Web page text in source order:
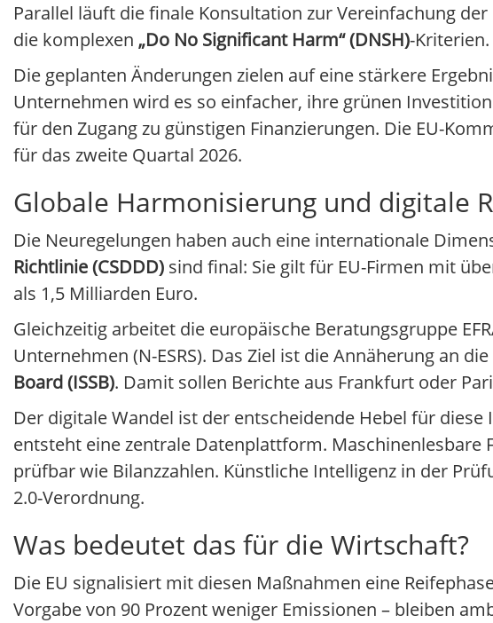
Parallel läuft die finale Konsultation zur Vereinfachung
die komplexen „Do No Significant Harm“ (DNSH)-
Die geplanten Änderungen zielen auf eine stärkere
Unternehmen wird es so einfacher, ihre grünen
für den Zugang zu günstigen Finanzierungen. Die EU-
für das zweite Quartal 2026.
Globale Harmonisierung und digitale
Die Neuregelungen haben auch eine internationale
Richtlinie (CSDDD) sind final: Sie gilt für EU-Firmen mit
als 1,5 Milliarden Euro.
Gleichzeitig arbeitet die europäische Beratungsgruppe
Unternehmen (N-ESRS). Das Ziel ist die Annäherung an
Board (ISSB). Damit sollen Berichte aus Frankfurt oder
Der digitale Wandel ist der entscheidende Hebel für
entsteht eine zentrale Datenplattform. Maschinenlesbare
prüfbar wie Bilanzzahlen. Künstliche Intelligenz in der
2.0-Verordnung.
Was bedeutet das für die Wirtschaft?
Die EU signalisiert mit diesen Maßnahmen eine
Vorgabe von 90 Prozent weniger Emissionen – bleiben